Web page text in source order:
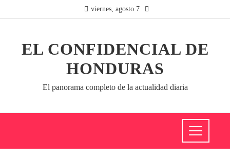
viernes, agosto 7
EL CONFIDENCIAL DE
HONDURAS
El panorama completo de la actualidad diaria